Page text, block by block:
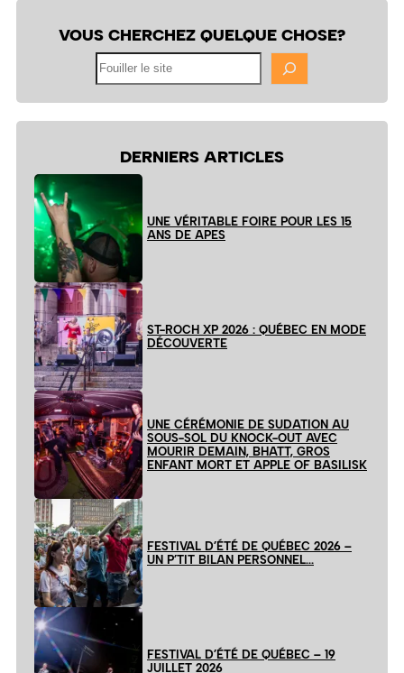
VOUS CHERCHEZ QUELQUE CHOSE?
Fouiller
DERNIERS ARTICLES
UNE VÉRITABLE FOIRE POUR LES 15
ANS DE APES
ST-ROCH XP 2026 : QUÉBEC EN MODE
DÉCOUVERTE
UNE CÉRÉMONIE DE SUDATION AU
SOUS-SOL DU KNOCK-OUT AVEC
MOURIR DEMAIN, BHATT, GROS
ENFANT MORT ET APPLE OF BASILISK
FESTIVAL D’ÉTÉ DE QUÉBEC 2026 –
UN P’TIT BILAN PERSONNEL…
FESTIVAL D’ÉTÉ DE QUÉBEC – 19
JUILLET 2026